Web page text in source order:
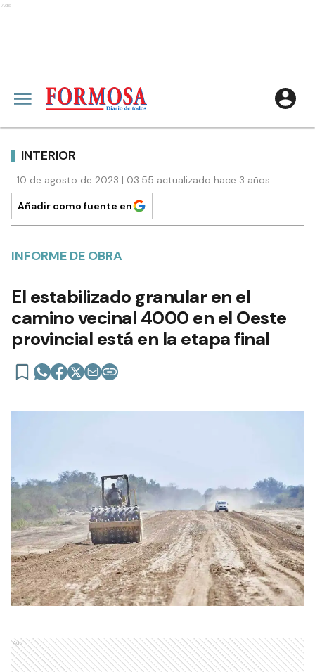
Ads
INTERIOR
10 de agosto de 2023 | 03:55 actualizado hace 3 años
Añadir como fuente en
INFORME DE OBRA
El estabilizado granular en el
camino vecinal 4000 en el Oeste
provincial está en la etapa final
Ads